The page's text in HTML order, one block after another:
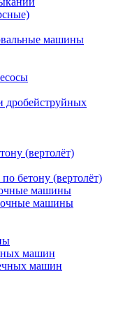
машины
дробейструйных
(вертолёт)
бетону (вертолёт)
машины
машины
машин
машин